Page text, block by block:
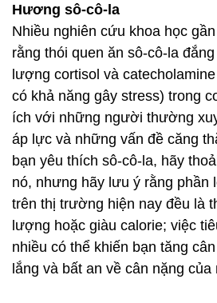
Hương sô-cô-la
Nhiều nghiên cứu khoa học
rằng thói quen ăn sô-cô-la
lượng cortisol và
có khả năng gây stress) trong
ích với những người thường
áp lực và những vấn đề căng
bạn yêu thích sô-cô-la, hãy
nó, nhưng hãy lưu ý rằng phần
trên thị trường hiện nay đều là
lượng hoặc giàu calorie; việc
nhiều có thể khiến bạn tăng
lắng và bất an về cân nặng của